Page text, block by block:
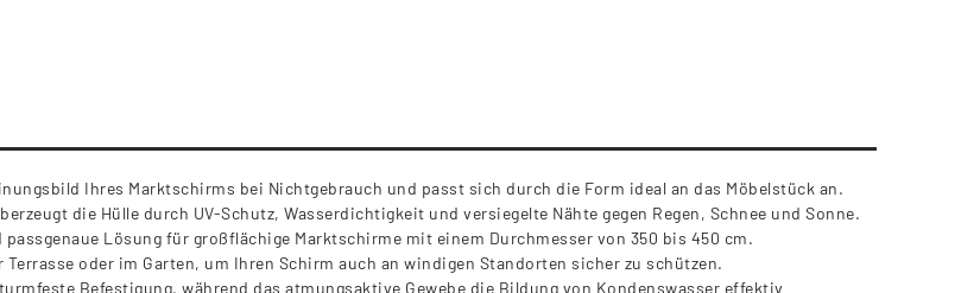
Ihres Marktschirms bei Nichtgebrauch und passt sich durch die Form ideal an das Möbelstück an.
die Hülle durch UV-Schutz, Wasserdichtigkeit und versiegelte Nähte gegen Regen, Schnee und Sonne.
Lösung für großflächige Marktschirme mit einem Durchmesser von 350 bis 450 cm.
oder im Garten, um Ihren Schirm auch an windigen Standorten sicher zu schützen.
Befestigung, während das atmungsaktive Gewebe die Bildung von Kondenswasser effektiv